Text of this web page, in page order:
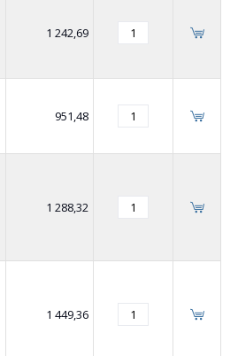
1 242,69
951,48
1 288,32
1 449,36